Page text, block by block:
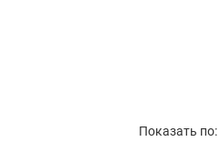
Показать по: